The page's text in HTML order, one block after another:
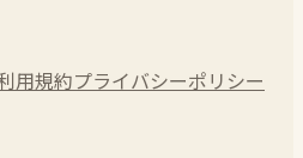
用規約プライバシーポリシー